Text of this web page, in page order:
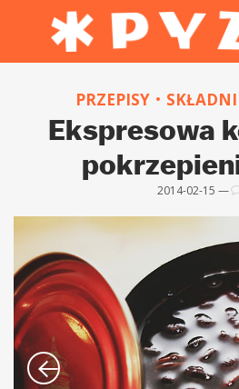
PRZEPISY
Ekspresowa
2014-02-15 —